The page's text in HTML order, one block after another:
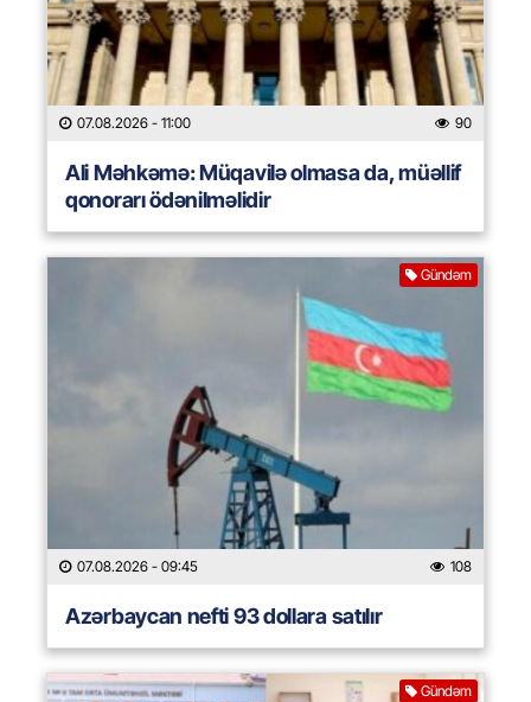
07.08.2026 - 11:00 90
Ali Məhkəmə: Müqavilə olmasa da, müəllif
qonorarı ödənilməlidir
Gündəm
07.08.2026 - 09:45 108
Azərbaycan nefti 93 dollara satılır
Gündəm